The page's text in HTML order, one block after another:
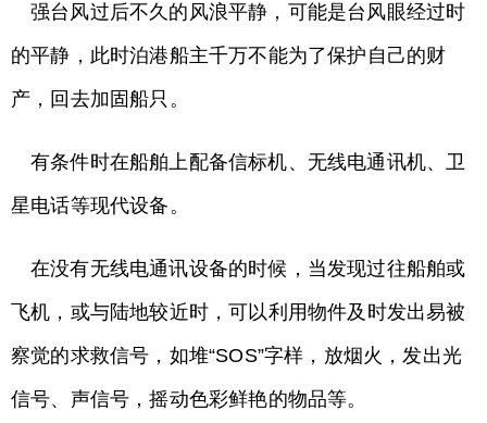
强台风过后不久的风浪平静，可能是台风眼经过时
的平静，此时泊港船主千万不能为了保护自己的财
产，回去加固船只。
有条件时在船舶上配备信标机、无线电通讯机、卫
星电话等现代设备。
在没有无线电通讯设备的时候，当发现过往船舶或
飞机，或与陆地较近时，可以利用物件及时发出易被
察觉的求救信号，如堆“SOS”字样，放烟火，发出光
信号、声信号，摇动色彩鲜艳的物品等。